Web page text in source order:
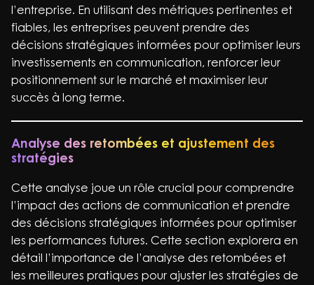
l’entreprise. En utilisant des métriques pertinentes et
fiables, les entreprises peuvent prendre des
décisions stratégiques informées pour optimiser leurs
investissements en communication, renforcer leur
positionnement sur le marché et maximiser leur
succès à long terme.
Analyse des retombées et ajustement des
stratégies
Cette analyse joue un rôle crucial pour comprendre
l’impact des actions de communication et prendre
des décisions stratégiques informées pour optimiser
les performances futures. Cette section explorera en
détail l’importance de l’analyse des retombées et
les meilleures pratiques pour ajuster les stratégies de